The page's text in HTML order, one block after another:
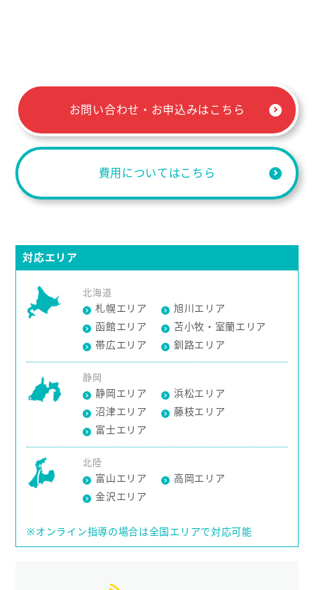
お問い合わせ・お申込みはこちら
費用についてはこちら
対応エリア
北海道
札幌エリア
旭川エリア
函館エリア
苫小牧・室蘭エリア
帯広エリア
釧路エリア
静岡
静岡エリア
浜松エリア
沼津エリア
藤枝エリア
富士エリア
北陸
富山エリア
高岡エリア
金沢エリア
※オンライン指導の場合は全国エリアで対応可能